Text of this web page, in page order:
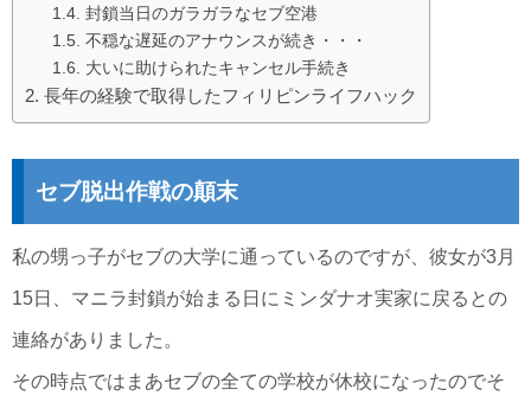
封鎖当日のガラガラなセブ空港
不穏な遅延のアナウンスが続き・・・
大いに助けられたキャンセル手続き
長年の経験で取得したフィリピンライフハック
セブ脱出作戦の顛末
私の甥っ子がセブの大学に通っているのですが、彼女が3月
15日、マニラ封鎖が始まる日にミンダナオ実家に戻るとの
連絡がありました。
その時点ではまあセブの全ての学校が休校になったのでそ